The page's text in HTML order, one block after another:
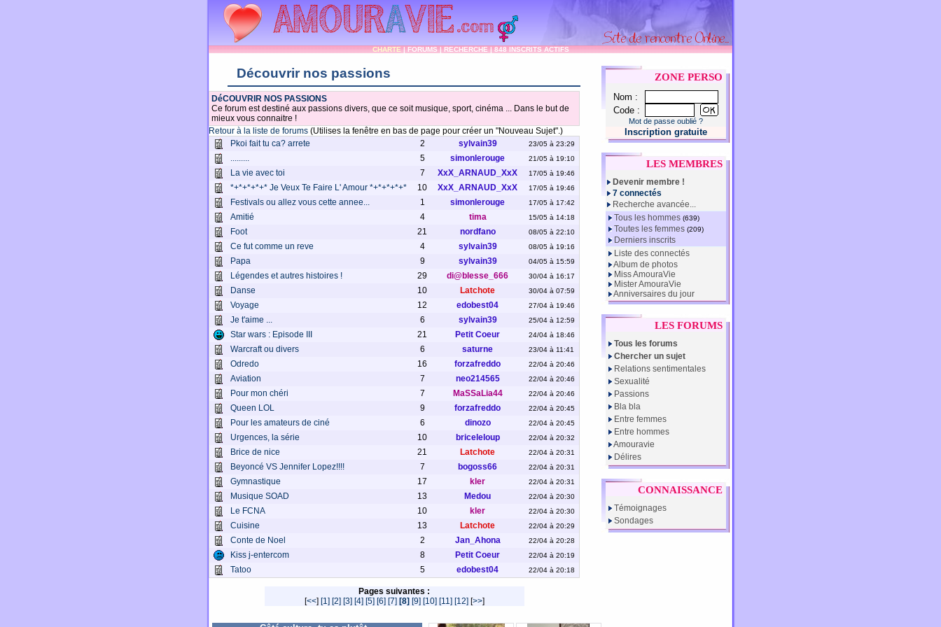
CHARTE|FORUMS|RECHERCHE|848 INSCRITS ACTIFS
Découvrir nos passions
DéCOUVRIR NOS PASSIONS
Ce forum est destiné aux passions divers, que ce soit musique, sport, cinéma ... Dans le but de
mieux vous connaitre !
Retour à la liste de forums (Utilises la fenêtre en bas de page pour créer un "Nouveau Sujet".)
Pkoi fait tu ca? arrete
2 sylvain39 23/05 à 23:29
......... 5 simonlerouge 21/05 à 19:10
La vie avec toi 7 XxX_ARNAUD_XxX 17/05 à 19:46
*+*+*+*+* Je Veux Te Faire L' Amour *+*+*+*+* 10 XxX_ARNAUD_XxX 17/05 à 19:46
Festivals ou allez vous cette annee... 1 simonlerouge 17/05 à 17:42
Amitié 4 tima 15/05 à 14:18
Foot 21 nordfano 08/05 à 22:10
Ce fut comme un reve 4 sylvain39 08/05 à 19:16
Papa 9 sylvain39 04/05 à 15:59
Légendes et autres histoires ! 29 di@blesse_666 30/04 à 16:17
Danse 10 Latchote 30/04 à 07:59
Voyage 12 edobest04 27/04 à 19:46
Je t'aime ... 6 sylvain39 25/04 à 12:59
Star wars : Episode III 21 Petit Coeur 24/04 à 18:46
Warcraft ou divers 6 saturne 23/04 à 11:41
Odredo 16 forzafreddo 22/04 à 20:46
Aviation 7 neo214565 22/04 à 20:46
Pour mon chéri 7 MaSSaLia44 22/04 à 20:46
Queen LOL 9 forzafreddo 22/04 à 20:45
Pour les amateurs de ciné 6 dinozo 22/04 à 20:45
Urgences, la série 10 briceleloup 22/04 à 20:32
Brice de nice 21 Latchote 22/04 à 20:31
Beyoncé VS Jennifer Lopez!!!! 7 bogoss66 22/04 à 20:31
Gymnastique 17 kler 22/04 à 20:31
Musique SOAD 13 Medou 22/04 à 20:30
Le FCNA 10 kler 22/04 à 20:30
Cuisine 13 Latchote 22/04 à 20:29
Conte de Noel 2 Jan_Ahona 22/04 à 20:28
Kiss j-entercom 8 Petit Coeur 22/04 à 20:19
Tatoo 5 edobest04 22/04 à 20:18
Pages suivantes :
[<<] [1] [2] [3] [4] [5] [6] [7] [8] [9] [10] [11] [12] [>>]
ZONE PERSO
Nom :
Code :
Mot de passe oublié ?
Inscription gratuite
LES MEMBRES
Devenir membre !
7 connectés
Recherche avancée...
Tous les hommes (639)
Toutes les femmes (209)
Derniers inscrits
Liste des connectés
Album de photos
Miss AmouraVie
Mister AmouraVie
Anniversaires du jour
LES FORUMS
Tous les forums
Chercher un sujet
Relations sentimentales
Sexualité
Passions
Bla bla
Entre femmes
Entre hommes
Amouravie
Délires
CONNAISSANCE
Témoignages
Sondages